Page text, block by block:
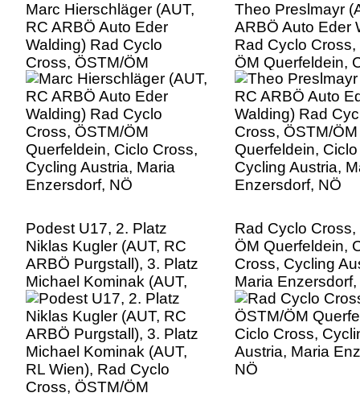
Marc Hierschläger (AUT,
RC ARBÖ Auto Eder
Walding) Rad Cyclo
Cross, ÖSTM/ÖM
Querfeldein, Ciclo Cross,
Cycling Austria, Maria
Enzersdorf, NÖ
Theo Preslmayr
ARBÖ Auto Eder
Rad Cyclo Cross,
ÖM Querfeldein,
Cross, Cycling
Maria
Podest U17, 2. Platz
Niklas Kugler (AUT, RC
ARBÖ Purgstall), 3. Platz
Michael Kominak (AUT,
RL Wien), Rad Cyclo
Cross, ÖSTM/ÖM
Querfeldein, Ciclo Cross,
Cycling Austria, Maria
Enzersdorf, NÖ
Rad Cyclo Cross,
ÖM Querfeldein,
Cross, Cycling
Maria